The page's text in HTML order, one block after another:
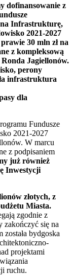
dofinansowanie z
Infrastrukturę,
2021-2027
30 mln zł na
z kompleksową
Jagiellonów.
perony
infrastruktura
dla
Fundusze
2021-2027
W marcu
z podpisaniem
już również
Inwestycji
złotych, z
Miasta.
zgodnie z
zakończyć się na
bydgoska
projektami
ruchu.